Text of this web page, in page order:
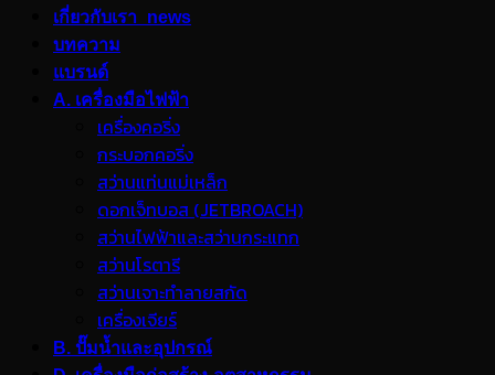
เกี่ยวกับเรา_news
บทความ
แบรนด์
A. เครื่องมือไฟฟ้า
เครื่องคอริ่ง
กระบอกคอริ่ง
สว่านแท่นแม่เหล็ก
ดอกเจ็ทบอส (JETBROACH)
สว่านไฟฟ้าและสว่านกระแทก
สว่านโรตารี
สว่านเจาะทำลายสกัด
เครื่องเจียร์
B. ปั๊มน้ำและอุปกรณ์